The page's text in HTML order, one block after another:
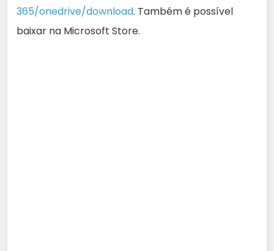
365/onedrive/download. Também é possível
baixar na Microsoft Store.